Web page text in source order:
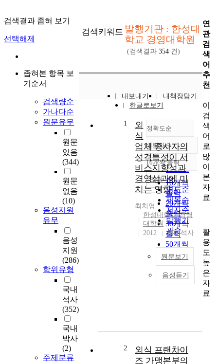
검색결과 좁혀 보기
선택해제
좁혀본 항목 보
기순서
검색량순
가나다순
원문유무
원문
있음
(344)
원문
없음
(10)
음성지원
유무
음성
지원
(286)
학위유형
국내
석사
(352)
국내
박사
(2)
주제분류
검색키워드 발행기관 : 한성대
학교 경영대학원
(검색결과 354 건)
내보내기
내책장담기
한글로보기
정확도순
정확도
순
인기도
순
연도순
제목순
저자순
발행기
관순
내림차순
내림차순
10개씩 출력
10개씩
출력
20개씩
출력
30개씩
출력
50개씩
출력
100개씩
출력
조회
1
외
식
업체 종사자의
성격특성이 서
비스지향성과
경영성과에 미
치는 영향
최치영
한성대학교 경영
대학원
2012
국내석사
원문보기
음성듣기
2
외식 프랜차이
즈 가맹본부의
연
관
검
색
어
추
천
이
검
색
어
로
많
이
본
자
료
활
용
도
높
은
자
료